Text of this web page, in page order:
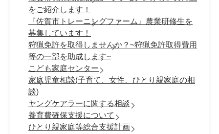
をご紹介します！
『佐賀市トレーニングファーム』農業研修生を
募集しています！
狩猟免許を取得しませんか？~狩猟免許取得費用
等の一部を助成します~
こども家庭センター
家庭児童相談(子育て、女性、ひとり親家庭の相
談)
ヤングケアラーに関する相談
養育費確保支援について
ひとり親家庭等総合支援計画